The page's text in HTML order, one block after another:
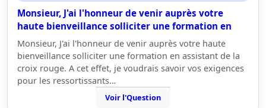
Monsieur, J'ai l'honneur de venir auprès votre
haute bienveillance solliciter une formation en
Monsieur, J'ai l'honneur de venir auprès votre haute
bienveillance solliciter une formation en assistant de la
croix rouge. A cet effet, je voudrais savoir vos exigences
pour les ressortissants…
Voir l'Question